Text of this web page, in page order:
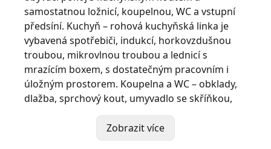
samostatnou ložnicí, koupelnou, WC a vstupní
předsíní. Kuchyň – rohová kuchyňská linka je
vybavená spotřebiči, indukcí, horkovzdušnou
troubou, mikrovlnou troubou a lednicí s
mrazícím boxem, s dostatečným pracovním i
úložným prostorem. Koupelna a WC – obklady,
dlažba, sprchový kout, umyvadlo se skříňkou,
úložný prostor, poličky a nová pračka. Součástí
je i šatna s dostatkem úložných prostor. Byt
nabízí nejen výhled do zeleně, ale k dispozici je
Zobrazit více